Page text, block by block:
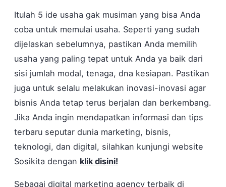
Itulah 5 ide usaha gak musiman yang bisa Anda
coba untuk memulai usaha. Seperti yang sudah
dijelaskan sebelumnya, pastikan Anda memilih
usaha yang paling tepat untuk Anda ya baik dari
sisi jumlah modal, tenaga, dna kesiapan. Pastikan
juga untuk selalu melakukan inovasi-inovasi agar
bisnis Anda tetap terus berjalan dan berkembang.
Jika Anda ingin mendapatkan informasi dan tips
terbaru seputar dunia marketing, bisnis,
teknologi, dan digital, silahkan kunjungi website
Sosikita dengan klik disini!
Sebagai digital marketing agency terbaik di